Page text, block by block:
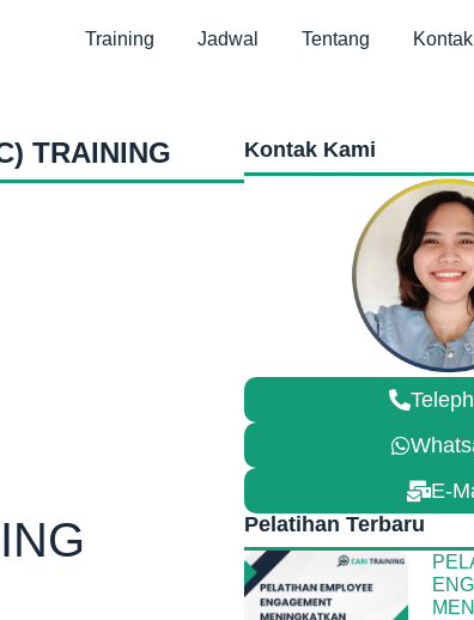
Training Jadwal Tentang Kontak
TRAINING Kontak Kami
E-
Pelatihan Terbaru